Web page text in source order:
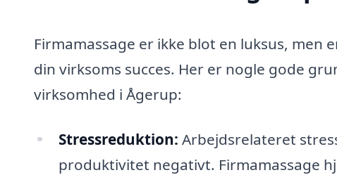
Firmamassage er ikke blot en luksus,
din virksoms succes. Her er nogle gode
virksomhed i Ågerup:
Stressreduktion: Arbejdsrelateret
produktivitet negativt. Firmamassage